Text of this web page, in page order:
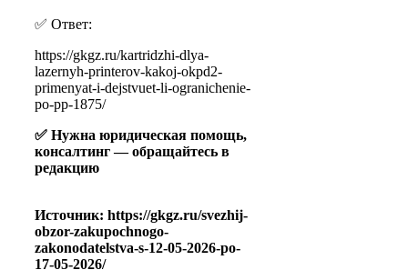
✅ Ответ:
https://gkgz.ru/kartridzhi-dlya-
lazernyh-printerov-kakoj-okpd2-
primenyat-i-dejstvuet-li-ogranichenie-
po-pp-1875/
✅ Нужна юридическая помощь,
консалтинг — обращайтесь в
редакцию
Источник: https://gkgz.ru/svezhij-
obzor-zakupochnogo-
zakonodatelstva-s-12-05-2026-po-
17-05-2026/